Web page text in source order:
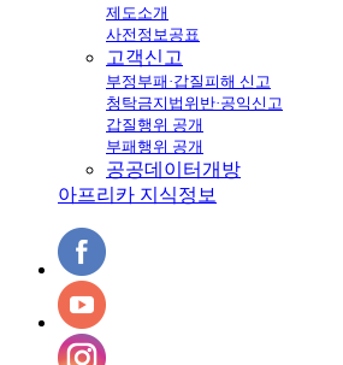
제도소개
사전정보공표
고객신고
부정부패·갑질피해 신고
청탁금지법위반·공익신고
갑질행위 공개
부패행위 공개
공공데이터개방
아프리카 지식정보